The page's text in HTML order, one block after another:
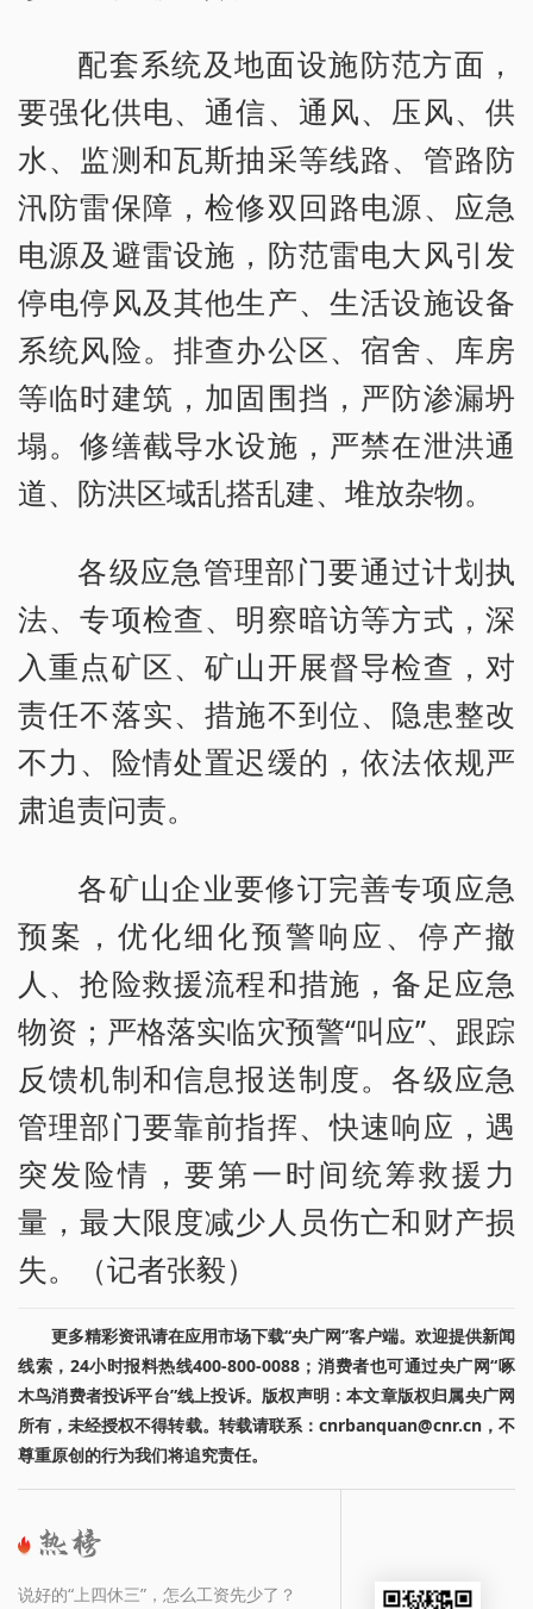
配套系统及地面设施防范方面，
要强化供电、通信、通风、压风、供
水、监测和瓦斯抽采等线路、管路防
汛防雷保障，检修双回路电源、应急
电源及避雷设施，防范雷电大风引发
停电停风及其他生产、生活设施设备
系统风险。排查办公区、宿舍、库房
等临时建筑，加固围挡，严防渗漏坍
塌。修缮截导水设施，严禁在泄洪通
道、防洪区域乱搭乱建、堆放杂物。
各级应急管理部门要通过计划执
法、专项检查、明察暗访等方式，深
入重点矿区、矿山开展督导检查，对
责任不落实、措施不到位、隐患整改
不力、险情处置迟缓的，依法依规严
肃追责问责。
各矿山企业要修订完善专项应急
预案，优化细化预警响应、停产撤
人、抢险救援流程和措施，备足应急
物资；严格落实临灾预警“叫应”、跟踪
反馈机制和信息报送制度。各级应急
管理部门要靠前指挥、快速响应，遇
突发险情，要第一时间统筹救援力
量，最大限度减少人员伤亡和财产损
失。（记者张毅）
更多精彩资讯请在应用市场下载“央广网”客户端。欢迎提供新闻
线索，24小时报料热线400-800-0088；消费者也可通过央广网“啄
木鸟消费者投诉平台”线上投诉。版权声明：本文章版权归属央广网
所有，未经授权不得转载。转载请联系：cnrbanquan@cnr.cn，不
尊重原创的行为我们将追究责任。
说好的“上四休三”，怎么工资先少了？